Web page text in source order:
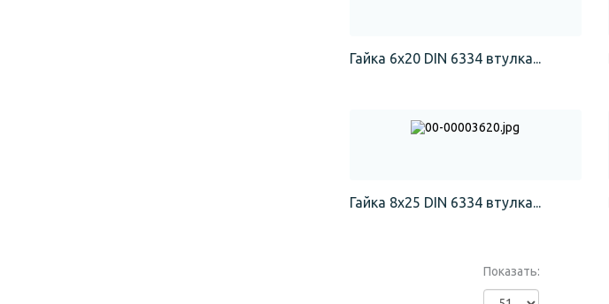
Гайка 6х20 DIN 6334 втулка...
Гайка 8х25 DIN 6334 втулка...
Показать: